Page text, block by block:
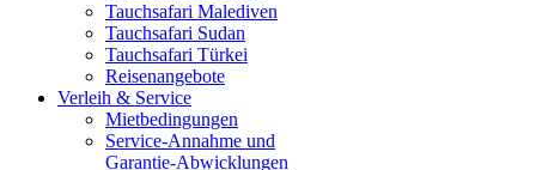
Tauchsafari Malediven
Tauchsafari Sudan
Tauchsafari Türkei
Reisenangebote
Verleih & Service
Mietbedingungen
Service-Annahme und
Garantie-Abwicklungen